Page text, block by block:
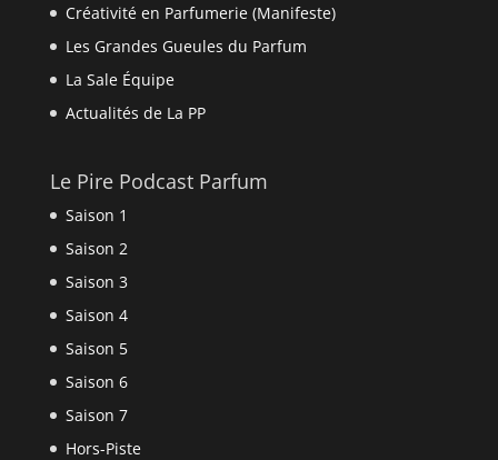
Créativité en Parfumerie (Manifeste)
Les Grandes Gueules du Parfum
La Sale Équipe
Actualités de La PP
Le Pire Podcast Parfum
Saison 1
Saison 2
Saison 3
Saison 4
Saison 5
Saison 6
Saison 7
Hors-Piste